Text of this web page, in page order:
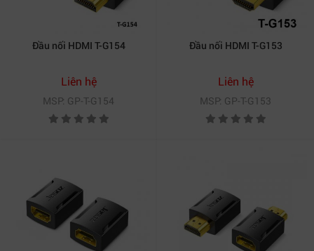
Đầu nối HDMI T-G154
Liên hệ
MSP: GP-T-G154
Đầu nối HDMI T-G153
Liên hệ
MSP: GP-T-G153